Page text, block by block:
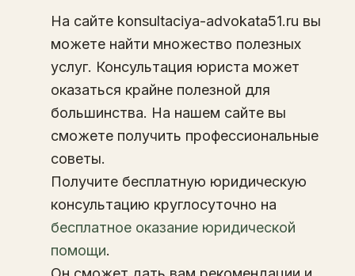
На сайте konsultaciya-advokata51.ru вы
можете найти множество полезных
услуг. Консультация юриста может
оказаться крайне полезной для
большинства. На нашем сайте вы
сможете получить профессиональные
советы.
Получите бесплатную юридическую
консультацию круглосуточно на
бесплатное оказание юридической
помощи.